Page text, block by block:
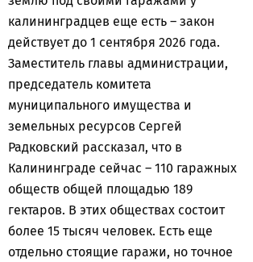
калининградцев еще есть – закон
действует до 1 сентября 2026 года.
Заместитель главы администрации,
председатель комитета
муниципального имущества и
земельных ресурсов Сергей
Радковский рассказал, что в
Калининграде сейчас – 110 гаражных
обществ общей площадью 189
гектаров. В этих обществах состоит
более 15 тысяч человек. Есть еще
отдельно стоящие гаражи, но точное